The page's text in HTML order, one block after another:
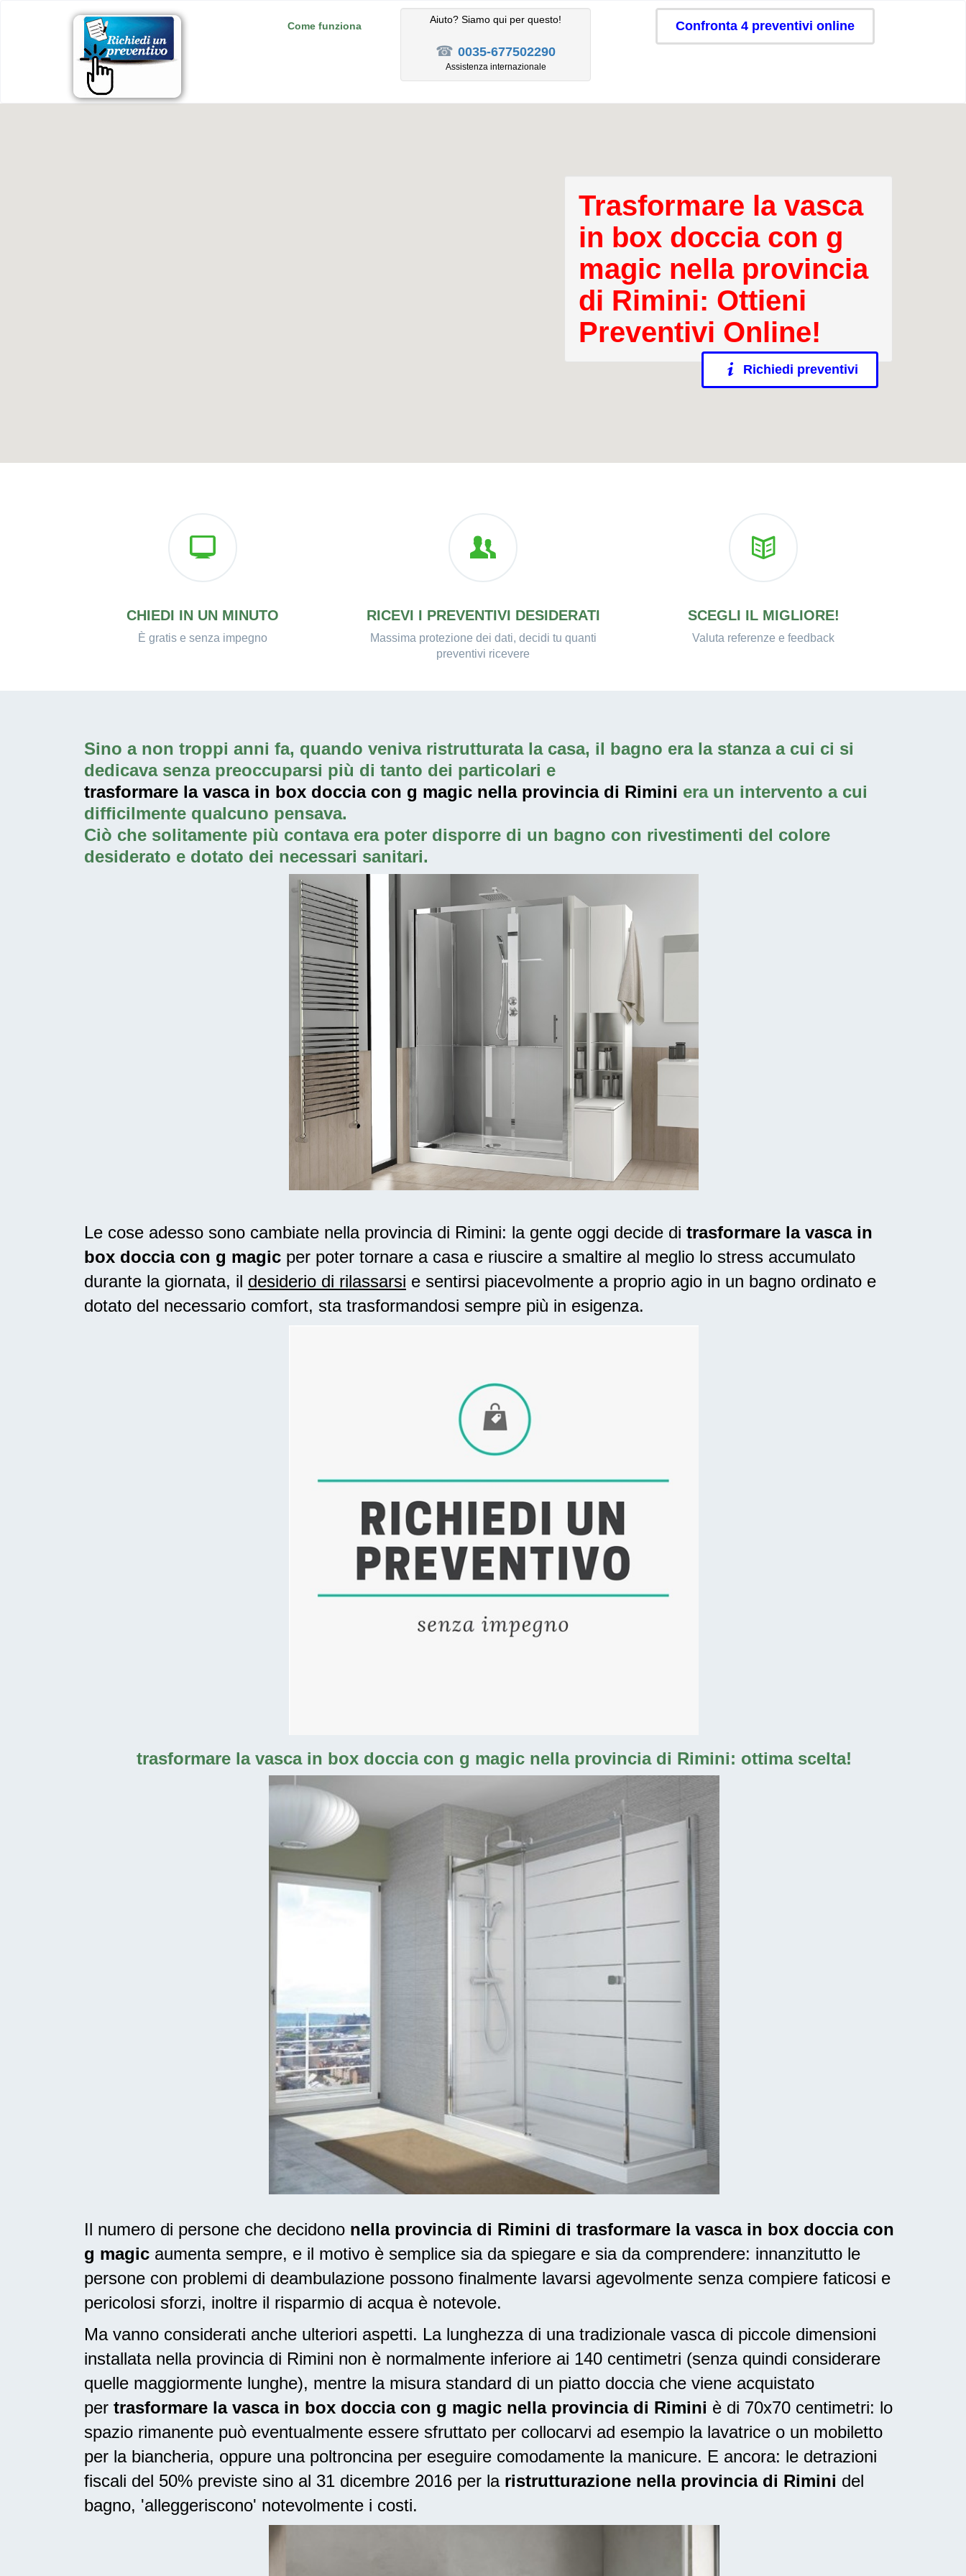
Come funziona
Aiuto? Siamo qui per questo!
☎ 0035-677502290
Assistenza internazionale
Confronta 4 preventivi online
Trasformare la vasca
in box doccia con g
magic nella provincia
di Rimini: Ottieni
Preventivi Online!
Richiedi preventivi
CHIEDI IN UN MINUTO
È gratis e senza impegno
RICEVI I PREVENTIVI DESIDERATI
Massima protezione dei dati, decidi tu quanti
preventivi ricevere
SCEGLI IL MIGLIORE!
Valuta referenze e feedback
Sino a non troppi anni fa, quando veniva ristrutturata la casa, il bagno era la stanza a cui ci si
dedicava senza preoccuparsi più di tanto dei particolari e
trasformare la vasca in box doccia con g magic nella provincia di Rimini era un intervento a cui
difficilmente qualcuno pensava.
Ciò che solitamente più contava era poter disporre di un bagno con rivestimenti del colore
desiderato e dotato dei necessari sanitari.
Le cose adesso sono cambiate nella provincia di Rimini: la gente oggi decide di trasformare la vasca in
box doccia con g magic per poter tornare a casa e riuscire a smaltire al meglio lo stress accumulato
durante la giornata, il desiderio di rilassarsi e sentirsi piacevolmente a proprio agio in un bagno ordinato e
dotato del necessario comfort, sta trasformandosi sempre più in esigenza.
trasformare la vasca in box doccia con g magic nella provincia di Rimini: ottima scelta!
Il numero di persone che decidono nella provincia di Rimini di trasformare la vasca in box doccia con
g magic aumenta sempre, e il motivo è semplice sia da spiegare e sia da comprendere: innanzitutto le
persone con problemi di deambulazione possono finalmente lavarsi agevolmente senza compiere faticosi e
pericolosi sforzi, inoltre il risparmio di acqua è notevole.
Ma vanno considerati anche ulteriori aspetti. La lunghezza di una tradizionale vasca di piccole dimensioni
installata nella provincia di Rimini non è normalmente inferiore ai 140 centimetri (senza quindi considerare
quelle maggiormente lunghe), mentre la misura standard di un piatto doccia che viene acquistato
per trasformare la vasca in box doccia con g magic nella provincia di Rimini è di 70x70 centimetri: lo
spazio rimanente può eventualmente essere sfruttato per collocarvi ad esempio la lavatrice o un mobiletto
per la biancheria, oppure una poltroncina per eseguire comodamente la manicure. E ancora: le detrazioni
fiscali del 50% previste sino al 31 dicembre 2016 per la ristrutturazione nella provincia di Rimini del
bagno, 'alleggeriscono' notevolmente i costi.